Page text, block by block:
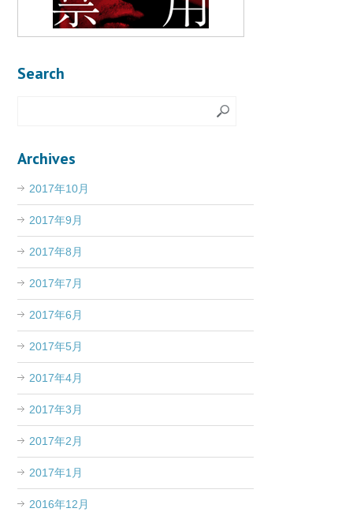
Search
Archives
2017年10月
2017年9月
2017年8月
2017年7月
2017年6月
2017年5月
2017年4月
2017年3月
2017年2月
2017年1月
2016年12月